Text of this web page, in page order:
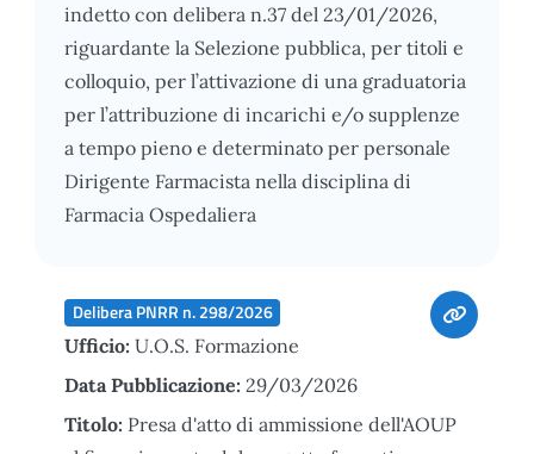
indetto con delibera n.37 del 23/01/2026,
riguardante la Selezione pubblica, per titoli e
colloquio, per l’attivazione di una graduatoria
per l’attribuzione di incarichi e/o supplenze
a tempo pieno e determinato per personale
Dirigente Farmacista nella disciplina di
Farmacia Ospedaliera
Delibera PNRR n. 298/2026
Ufficio: U.O.S. Formazione
Data Pubblicazione: 29/03/2026
Titolo: Presa d'atto di ammissione dell'AOUP